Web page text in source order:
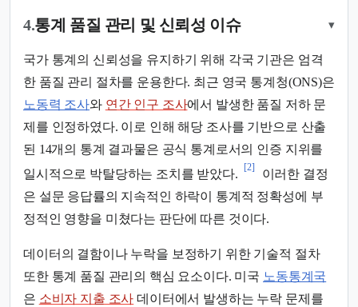
4.통계 품질 관리 및 신뢰성 이슈 ▾
국가 통계의 신뢰성을 유지하기 위해 각국 기관은 엄격
한 품질 관리 절차를 운용한다. 최근 영국 통계청(ONS)은
노동력 조사와 연간 인구 조사에서 발생한 품질 저하 문
제를 인정하였다. 이로 인해 해당 조사를 기반으로 산출
된 14개의 통계 결과물은 공식 통계로서의 인증 지위를
일시적으로 박탈당하는 조치를 받았다.
[2]
이러한 결정
은 설문 응답률의 지속적인 하락이 통계적 정확성에 부
정적인 영향을 미쳤다는 판단에 따른 것이다.
데이터의 결함이나 누락을 보정하기 위한 기술적 절차
또한 통계 품질 관리의 핵심 요소이다. 미국 노동통계국
은 소비자 지출 조사 데이터에서 발생하는 누락 문제를